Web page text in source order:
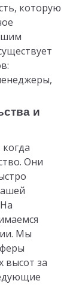
которую
и
Они
Мы
высот за